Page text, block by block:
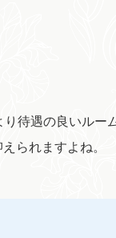
待遇の良いルー
られますよね。